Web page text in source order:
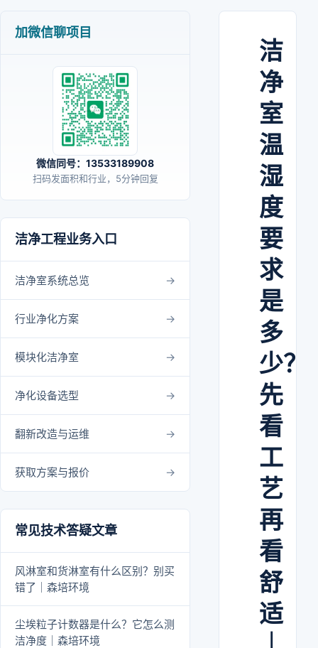
加微信聊项目
微信同号：13533189908
扫码发面积和行业，5分钟回复
洁净工程业务入口
洁净室系统总览
行业净化方案
模块化洁净室
净化设备选型
翻新改造与运维
获取方案与报价
常见技术答疑文章
风淋室和货淋室有什么区别？别买
错了｜森培环境
尘埃粒子计数器是什么？它怎么测
洁净度｜森培环境
洁
净
室
温
湿
度
要
求
是
多
少？
先
看
工
艺
再
看
舒
适